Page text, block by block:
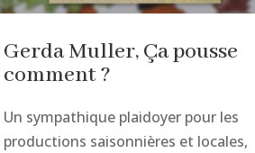
Gerda Muller, Ça pousse
comment ?
Un sympathique plaidoyer pour les
productions saisonnières et locales,